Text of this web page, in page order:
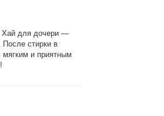
Хай для дочери —
После стирки в
и приятным